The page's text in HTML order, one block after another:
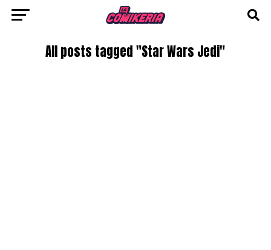
All posts tagged "Star Wars Jedi"